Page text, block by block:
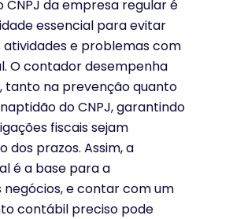
CNPJ da empresa regular é
essencial para evitar
e problemas com
O contador desempenha
tanto na prevenção quanto
do CNPJ, garantindo
fiscais sejam
dos prazos. Assim, a
é a base para a
negócios, e contar com um
contábil preciso pode